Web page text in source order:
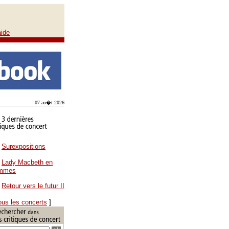
07 ao�t 2026
Surexpositions
Lady Macbeth en
Retour vers le futur II
les concerts ]